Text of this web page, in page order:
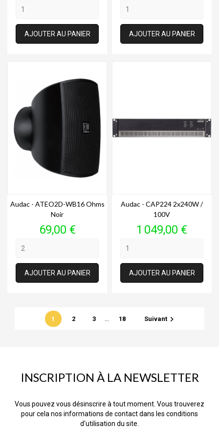
AJOUTER AU PANIER AJOUTER AU PANIER
Audac - ATEO2D-WB16 Ohms
Noir
Prix
69,00 €
AJOUTER AU PANIER
Audac - CAP224 2x240W /
100V
Prix
1 049,00 €
AJOUTER AU PANIER
1 2 3 18 Suivant
INSCRIPTION À LA NEWSLETTER
Vous pouvez vous désinscrire à tout moment. Vous trouverez
pour cela nos informations de contact dans les conditions
d'utilisation du site.